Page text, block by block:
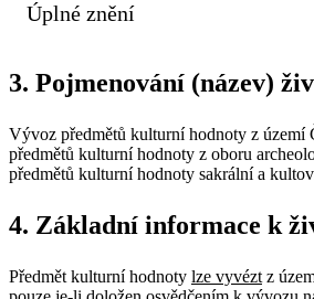
Úplné znění
3. Pojmenování (název)
Vývoz předmětů kulturní hodnoty z území
předmětů kulturní hodnoty z oboru
předmětů kulturní hodnoty sakrální a
4. Základní informace k
Předmět kulturní hodnoty lze vyvézt z